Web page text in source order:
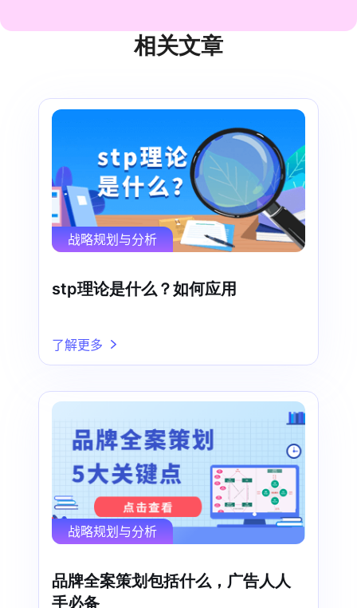
相关文章
战略规划与分析
stp理论是什么？如何应用
了解更多
战略规划与分析
品牌全案策划包括什么，广告人人
手必备